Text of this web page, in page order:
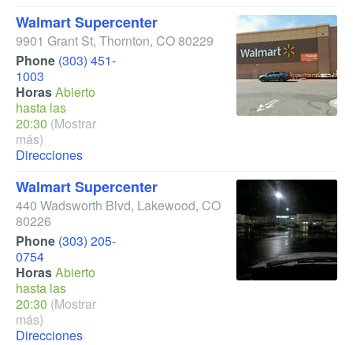
Walmart Supercenter
9901 Grant St, Thornton, CO80229
Phone (303) 451-
1003
HorasAbierto
hasta las
20:30 (Mostrar
más)
Direcciones
Walmart Supercenter
440 Wadsworth Blvd, Lakewood, CO
80226
Phone (303) 205-
0754
HorasAbierto
hasta las
20:30 (Mostrar
más)
Direcciones